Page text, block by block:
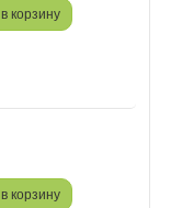
в корзину
в корзину